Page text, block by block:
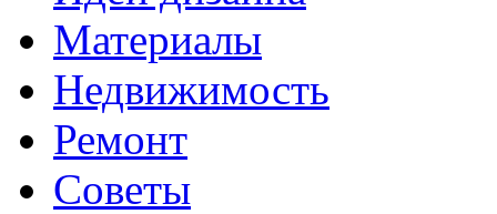
Материалы
Недвижимость
Ремонт
Советы